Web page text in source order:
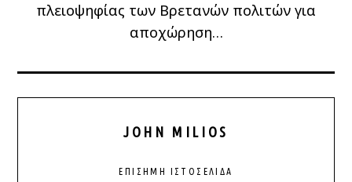
πλειοψηφίας των Βρετανών πολιτών για
αποχώρηση…
JOHN MILIOS
ΕΠΊΣΗΜΗ ΙΣΤΟΣΕΛΊΔΑ